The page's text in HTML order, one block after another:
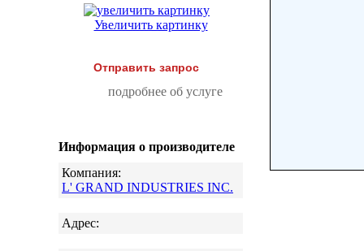
Увеличить картинку
Отправить запрос
подробнее об услуге
Информация о производителе
Компания:
L' GRAND INDUSTRIES INC.
Адрес: